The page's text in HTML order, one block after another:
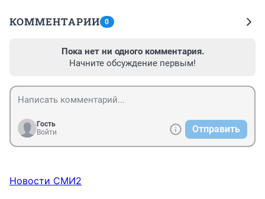
КОММЕНТАРИИ 0
Пока нет ни одного комментария.
Начните обсуждение первым!
Гость
Войти
Отправить
Новости СМИ2